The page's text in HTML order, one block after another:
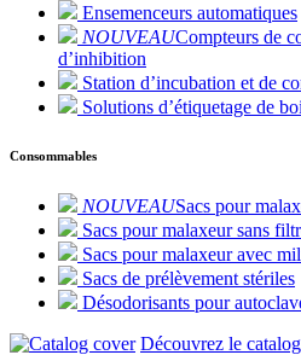
Ensemenceurs automatiques
NOUVEAUCompteurs de
d’inhibition
Station d’incubation et de
Solutions d’étiquetage de
Consommables
NOUVEAUSacs pour
Sacs pour malaxeur sans
Sacs pour malaxeur avec
Sacs de prélèvement stériles
Désodorisants pour
Découvrez le